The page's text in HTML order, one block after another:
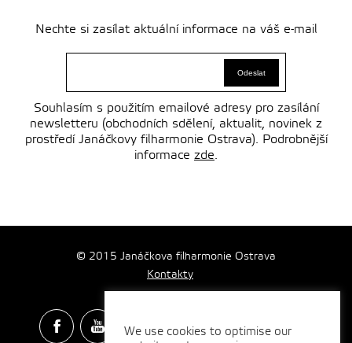
Nechte si zasílat aktuální informace na váš e-mail
Souhlasím s použitím emailové adresy pro zasílání
newsletteru (obchodních sdělení, aktualit, novinek z
prostředí Janáčkovy filharmonie Ostrava). Podrobnější
informace zde.
© 2015 Janáčkova filharmonie Ostrava
Kontakty
We use cookies to optimise our